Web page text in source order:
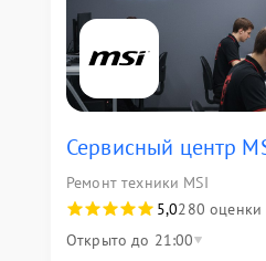
Сервисный центр
Ремонт техники MSI
5,0280 оценки
Открыто до 21:00